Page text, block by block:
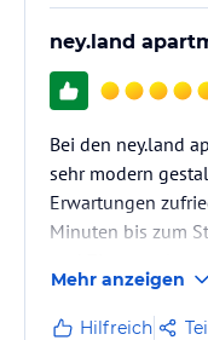
ney.land
Bei den ney.land
sehr modern
Erwartungen
Minuten bis zum
gute Hilfestellung
nach
Mehr anzeigen
Hilfreich